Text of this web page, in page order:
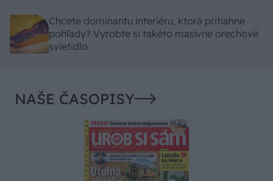
Chcete dominantu interiéru, ktorá pritiahne
pohľady? Vyrobte si takéto masívne orechové
svietidlo
NAŠE ČASOPISY